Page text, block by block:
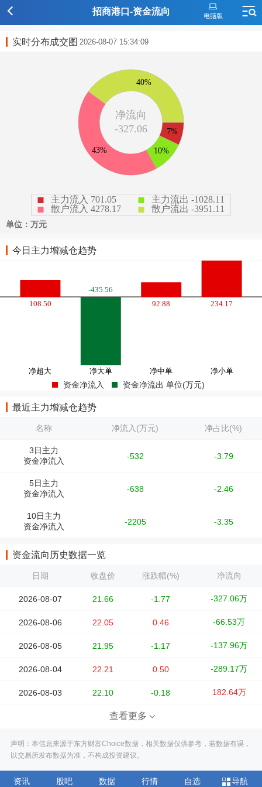
招商港口-资金流向
实时分布成交图 2026-08-07 15:34:09
今日主力增减仓趋势
资金净流入 资金净流出 单位(万元)
最近主力增减仓趋势
名称 净流入(万元) 净占比(%)
3日主力
资金净流入
-532 -3.79
5日主力
资金净流入
-638 -2.46
10日主力
资金净流入
-2205 -3.35
资金流向历史数据一览
日期 收盘价 涨跌幅(%) 净流向
2026-08-07 21.66 -1.77 -327.06万
2026-08-06 22.05 0.46 -66.53万
2026-08-05 21.95 -1.17 -137.96万
2026-08-04 22.21 0.50 -289.17万
2026-08-03 22.10 -0.18 182.64万
查看更多
声明：本信息来源于东方财富Choice数据，相关数据仅供参考，若数据有误，
以交易所发布数据为准，不构成投资建议。
资讯 股吧 数据 行情 自选 导航